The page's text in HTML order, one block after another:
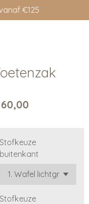
€125
Stofkeuze
buitenkant
Stofkeuze